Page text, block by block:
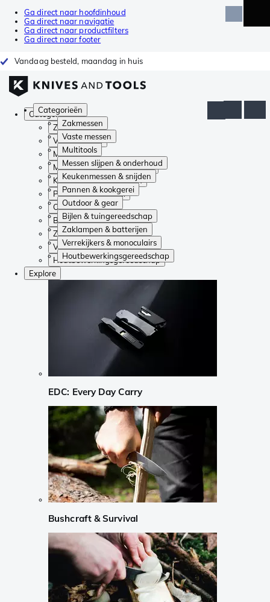
Ga direct naar hoofdinhoud
Ga direct naar navigatie
Ga direct naar productfilters
Ga direct naar footer
Vandaag besteld, maandag in huis
Categorieën
Zakmessen
Vaste messen
Multitools
Messen slijpen & onderhoud
Keukenmessen & snijden
Pannen & kookgerei
Outdoor & gear
Bijlen & tuingereedschap
Zaklampen & batterijen
Verrekijkers & monoculairs
Houtbewerkingsgereedschap
Categorieën
Zakmessen
Vaste messen
Multitools
Messen slijpen & onderhoud
Keukenmessen & snijden
Pannen & kookgerei
Outdoor & gear
Bijlen & tuingereedschap
Zaklampen & batterijen
Verrekijkers & monoculairs
Houtbewerkingsgereedschap
Explore
EDC: Every Day Carry
Bushcraft & Survival